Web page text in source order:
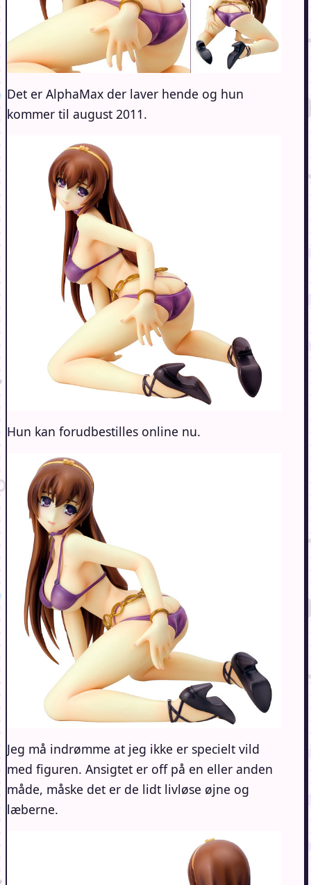
Det er AlphaMax der laver hende og hun
kommer til august 2011.
Hun kan forudbestilles online nu.
Jeg må indrømme at jeg ikke er specielt vild
med figuren. Ansigtet er off på en eller anden
måde, måske det er de lidt livløse øjne og
læberne.